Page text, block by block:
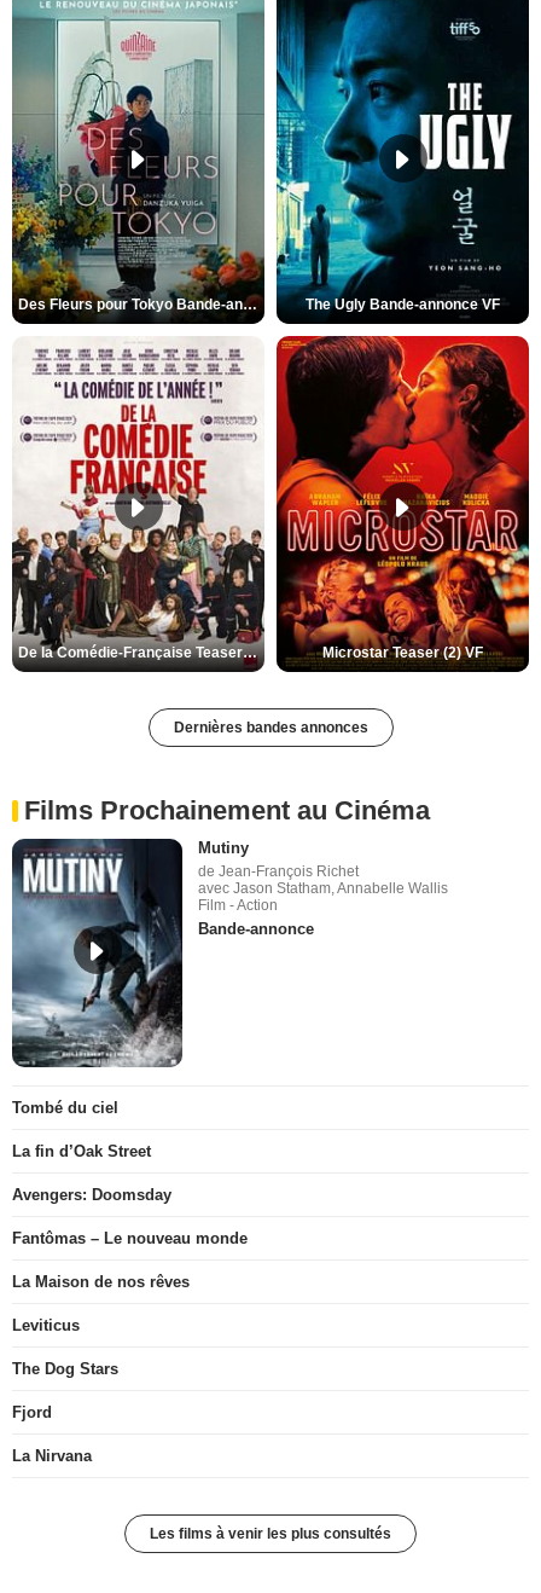
Des Fleurs pour Tokyo Bande-annonce VO STFR The Ugly Bande-annonce VF
De la Comédie-Française Teaser (3) VF Microstar Teaser (2) VF
Dernières bandes annonces
Films Prochainement au Cinéma
Mutiny
de Jean-François Richet
avec Jason Statham, Annabelle Wallis
Film - Action
Bande-annonce
Tombé du ciel
La fin d’Oak Street
Avengers: Doomsday
Fantômas – Le nouveau monde
La Maison de nos rêves
Leviticus
The Dog Stars
Fjord
La Nirvana
Les films à venir les plus consultés